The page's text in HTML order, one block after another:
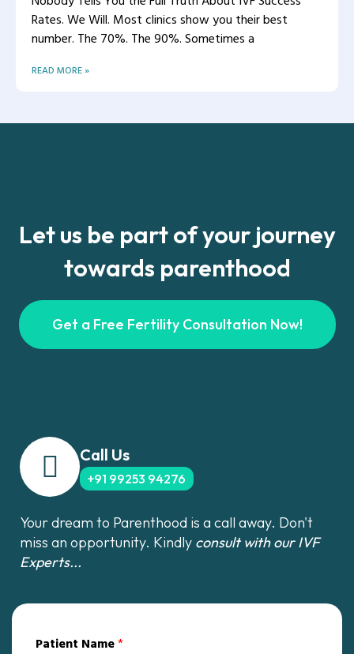
Rates. We Will. Most clinics show you their best
number. The 70%. The 90%. Sometimes a
READ MORE »
Let us be part of your journey
towards parenthood
Get a Free Fertility Consultation Now!
Call Us
+91 99253 94276
Your dream to Parenthood is a call away. Don't
miss an opportunity. Kindly consult with our IVF
Experts...
Patient Name*